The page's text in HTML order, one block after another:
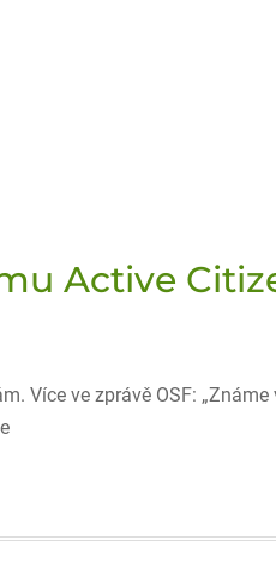
Active
Více ve zprávě OSF: